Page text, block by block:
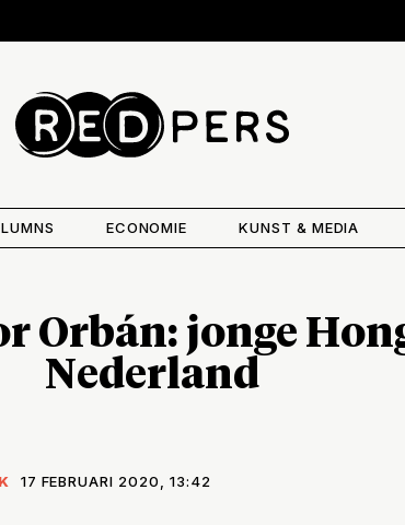
ECONOMIE KUNST & MEDIA
Orbán: jonge
Nederland
17 FEBRUARI 2020, 13:42